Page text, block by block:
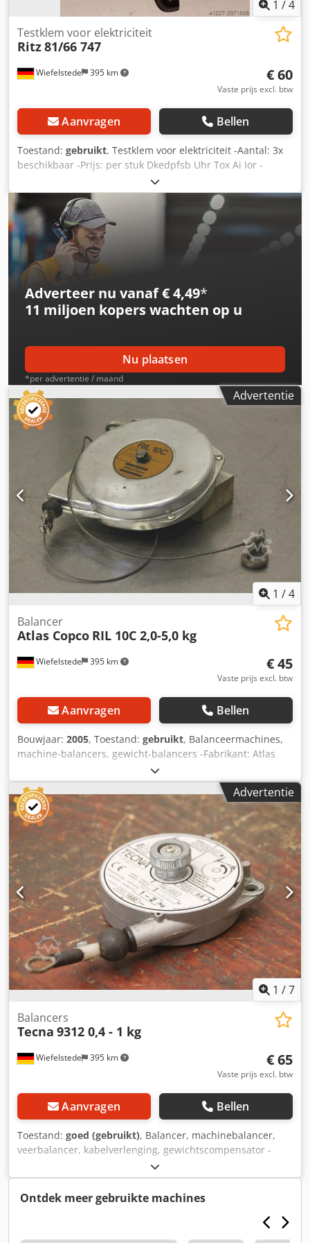
1 /4
Wiefelstede 395 km
Testklem voor elektriciteit
Ritz81/66 747
€ 60
Vaste prijs excl. btw
Aanvragen Bellen
Toestand: gebruikt, Testklem voor elektriciteit -Aantal: 3x
beschikbaar -Prijs: per stuk Dkedpfsb Uhr Tox Ai Ior -
Adverteer nu vanaf € 4,49*
11 miljoen koperswachten op u
Nu plaatsen
*per advertentie / maand
Advertentie
1 /4
Wiefelstede 395 km
Balancer
Atlas Copco RIL 10C 2,0-5,0 kg
€ 45
Vaste prijs excl. btw
Aanvragen Bellen
Bouwjaar: 2005, Toestand: gebruikt, Balanceermachines,
machine-balancers, gewicht-balancers -Fabrikant: Atlas
Copco, type RIL 10C Dedpfsgggy Esx Ai Iskr -Laadvermogen:
2,0 - 5,0 kg -Afmetingen: 200/250/70 mm -Eigen gewicht:
2,6 kg
Advertentie
1 /7
Wiefelstede 395 km
Balancers
Tecna 9312 0,4 - 1 kg
€ 65
Vaste prijs excl. btw
Aanvragen Bellen
Toestand: goed (gebruikt), Balancer, machinebalancer,
veerbalancer, kabelverlenging, gewichtscompensator -
Fabrikant: Tecna, veerbalancer type 9312 -
Draagvermogen: 1 - 2 kg - Kabellengte: 1600 mm -Aantal:
1x veerbalancer beschikbaar Dedpfxjv U I S Sj Ai Iekr -
Afmetingen: 200/110/H55 mm -Eigen gewicht: 0,6 kg
Ontdek meer gebruikte machines